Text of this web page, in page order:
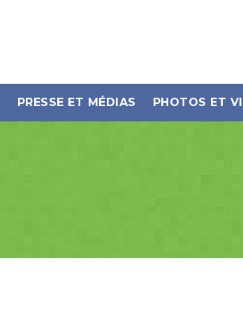
PRESSE ET MÉDIAS PHOTOS ET